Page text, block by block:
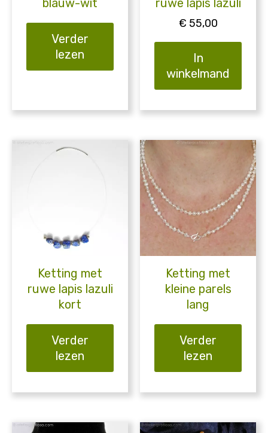
blauw-wit
Verder
lezen
ruwe lapis lazuli
€ 55,00
In
winkelmand
Ketting met
ruwe lapis lazuli
kort
Verder
lezen
Ketting met
kleine parels
lang
Verder
lezen